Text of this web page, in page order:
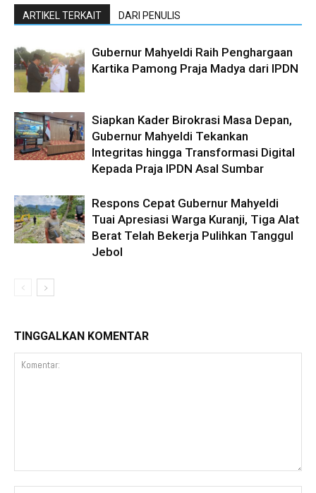
ARTIKEL TERKAIT DARI PENULIS
Gubernur Mahyeldi Raih Penghargaan
Kartika Pamong Praja Madya dari IPDN
Siapkan Kader Birokrasi Masa Depan,
Gubernur Mahyeldi Tekankan
Integritas hingga Transformasi Digital
Kepada Praja IPDN Asal Sumbar
Respons Cepat Gubernur Mahyeldi
Tuai Apresiasi Warga Kuranji, Tiga Alat
Berat Telah Bekerja Pulihkan Tanggul
Jebol
TINGGALKAN KOMENTAR